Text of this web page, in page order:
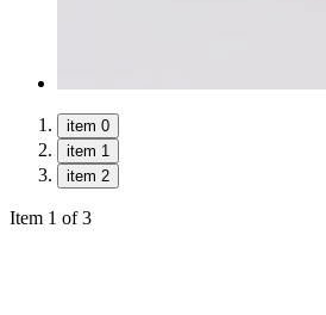
item 0
item 1
item 2
Item 1 of 3